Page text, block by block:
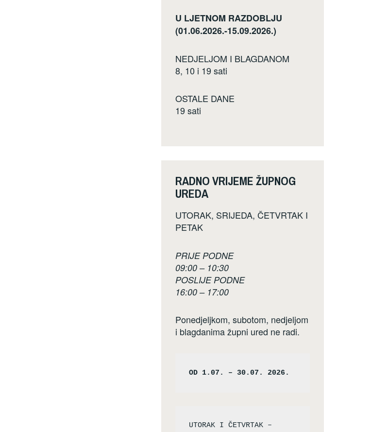
U LJETNOM RAZDOBLJU
(01.06.2026.-15.09.2026.)
NEDJELJOM I BLAGDANOM
8, 10 i 19 sati
OSTALE DANE
19 sati
RADNO VRIJEME ŽUPNOG
UREDA
UTORAK, SRIJEDA, ČETVRTAK I
PETAK
PRIJE PODNE
09:00 – 10:30
POSLIJE PODNE
16:00 – 17:00
Ponedjeljkom, subotom, nedjeljom
i blagdanima župni ured ne radi.
OD 1.07. – 30.07. 2026.
UTORAK I ČETVRTAK –